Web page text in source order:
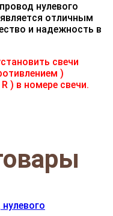
нулевого
отличным
и надежность в
свечи
)
) в номере свечи.